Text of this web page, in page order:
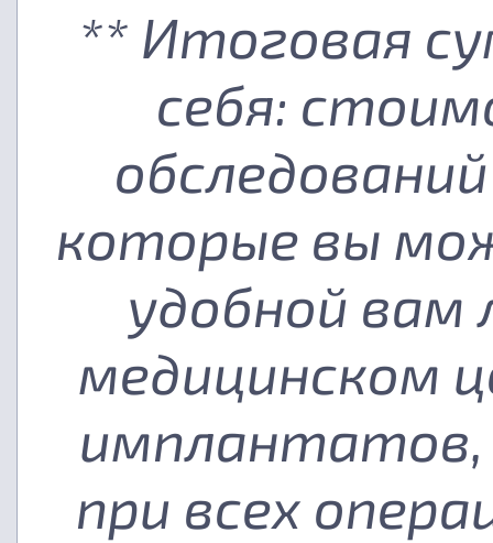
** Итоговая
себя:
которые вы
удобной вам
медицинском
при всех